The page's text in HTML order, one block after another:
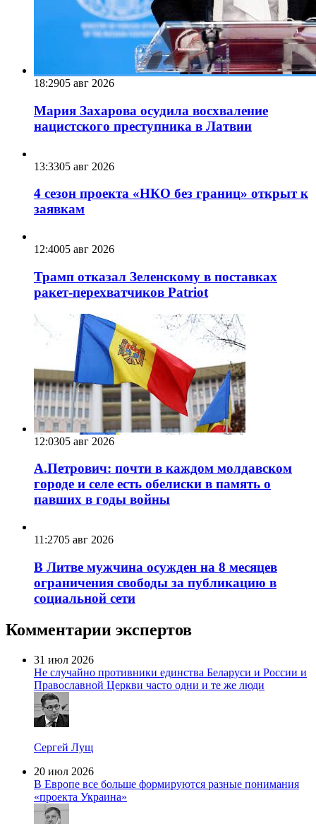
18:2905 авг 2026
Мария Захарова осудила восхваление
нацистского преступника в Латвии
13:3305 авг 2026
4 сезон проекта «НКО без границ» открыт к
заявкам
12:4005 авг 2026
Трамп отказал Зеленскому в поставках
ракет-перехватчиков Patriot
12:0305 авг 2026
А.Петрович: почти в каждом молдавском
городе и селе есть обелиски в память о
павших в годы войны
11:2705 авг 2026
В Литве мужчина осужден на 8 месяцев
ограничения свободы за публикацию в
социальной сети
Комментарии экспертов
31 июл 2026
Не случайно противники единства Беларуси и России и
Православной Церкви часто одни и те же люди
Сергей Лущ
20 июл 2026
В Европе все больше формируются разные понимания
«проекта Украина»